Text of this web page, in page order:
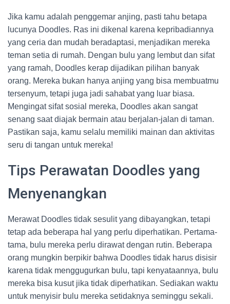
Jika kamu adalah penggemar anjing, pasti tahu betapa
lucunya Doodles. Ras ini dikenal karena kepribadiannya
yang ceria dan mudah beradaptasi, menjadikan mereka
teman setia di rumah. Dengan bulu yang lembut dan sifat
yang ramah, Doodles kerap dijadikan pilihan banyak
orang. Mereka bukan hanya anjing yang bisa membuatmu
tersenyum, tetapi juga jadi sahabat yang luar biasa.
Mengingat sifat sosial mereka, Doodles akan sangat
senang saat diajak bermain atau berjalan-jalan di taman.
Pastikan saja, kamu selalu memiliki mainan dan aktivitas
seru di tangan untuk mereka!
Tips Perawatan Doodles yang
Menyenangkan
Merawat Doodles tidak sesulit yang dibayangkan, tetapi
tetap ada beberapa hal yang perlu diperhatikan. Pertama-
tama, bulu mereka perlu dirawat dengan rutin. Beberapa
orang mungkin berpikir bahwa Doodles tidak harus disisir
karena tidak menggugurkan bulu, tapi kenyataannya, bulu
mereka bisa kusut jika tidak diperhatikan. Sediakan waktu
untuk menyisir bulu mereka setidaknya seminggu sekali.